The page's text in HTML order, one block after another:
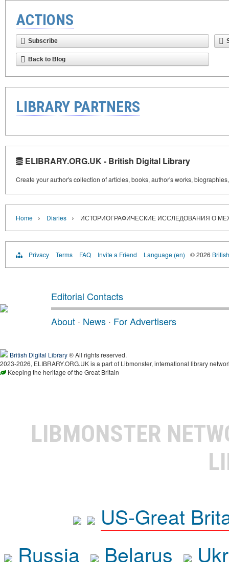
ACTIONS
Subscribe
Back to Blog
LIBRARY PARTNERS
ELIBRARY.ORG.UK - British Digital Library
Create your author's collection of articles, books, author's works,
Home › Diaries › ИСТОРИОГРАФИЧЕСКИЕ ИССЛЕДОВАНИЯ О
Privacy Terms FAQ Invite a Friend Language (en) © 2026
Editorial Contacts
About · News · For Advertisers
British Digital Library® All rights reserved.
2023-2026, ELIBRARY.ORG.UK is a part of Libmonster, international library
Keeping the heritage of the Great Britain
LIBMONSTER
US-Great
Russia
Belarus